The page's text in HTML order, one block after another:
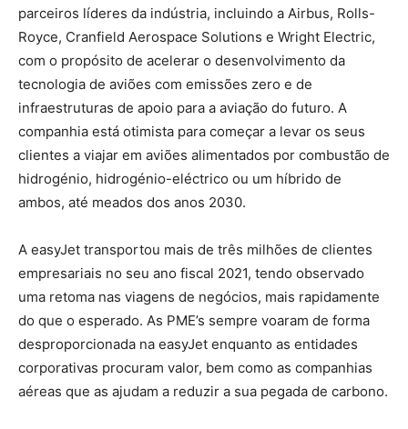
parceiros líderes da indústria, incluindo a Airbus, Rolls-
Royce, Cranfield Aerospace Solutions e Wright Electric,
com o propósito de acelerar o desenvolvimento da
tecnologia de aviões com emissões zero e de
infraestruturas de apoio para a aviação do futuro. A
companhia está otimista para começar a levar os seus
clientes a viajar em aviões alimentados por combustão de
hidrogénio, hidrogénio-eléctrico ou um híbrido de
ambos, até meados dos anos 2030.
A easyJet transportou mais de três milhões de clientes
empresariais no seu ano fiscal 2021, tendo observado
uma retoma nas viagens de negócios, mais rapidamente
do que o esperado. As PME’s sempre voaram de forma
desproporcionada na easyJet enquanto as entidades
corporativas procuram valor, bem como as companhias
aéreas que as ajudam a reduzir a sua pegada de carbono.